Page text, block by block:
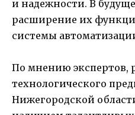
и надежности. В
расширение их
системы
По мнению экспертов,
технологического
Нижегородской